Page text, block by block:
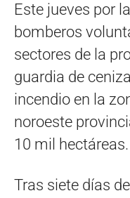
Este jueves por
bomberos
sectores de la
guardia de
incendio en la
noroeste
10 mil hectáreas.
Tras siete días